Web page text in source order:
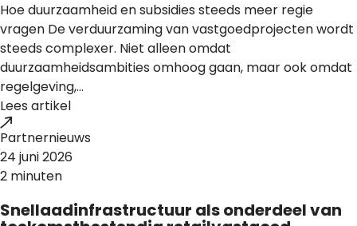
Hoe duurzaamheid en subsidies steeds meer regie
vragen De verduurzaming van vastgoedprojecten wordt
steeds complexer. Niet alleen omdat
duurzaamheidsambities omhoog gaan, maar ook omdat
regelgeving,...
Lees artikel
Partnernieuws
24 juni 2026
2 minuten
Snellaadinfrastructuur als onderdeel van